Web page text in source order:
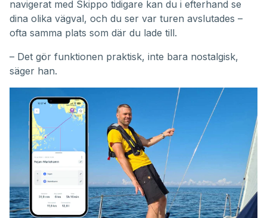
navigerat med Skippo tidigare kan du i efterhand se
dina olika vägval, och du ser var turen avslutades –
ofta samma plats som där du lade till.
– Det gör funktionen praktisk, inte bara nostalgisk,
säger han.